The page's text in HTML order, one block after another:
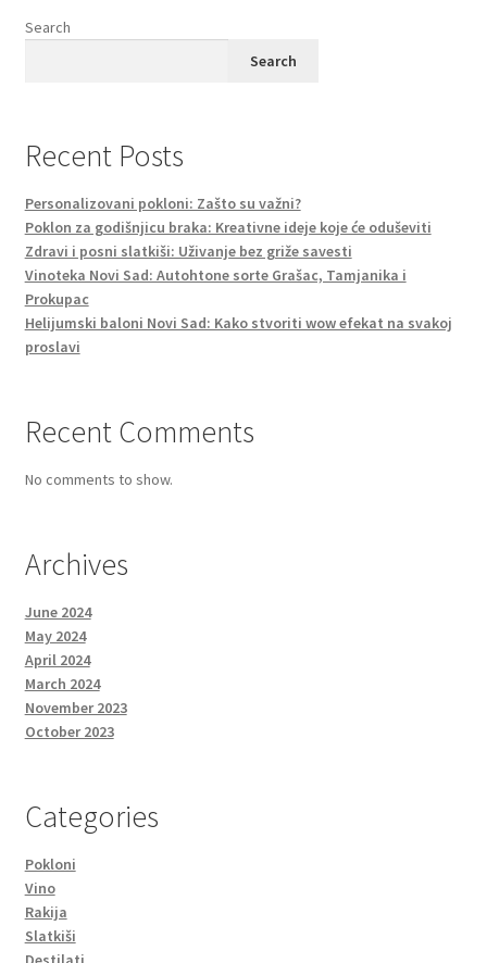
Search
Search
Recent Posts
Personalizovani pokloni: Zašto su važni?
Poklon za godišnjicu braka: Kreativne ideje koje će oduševiti
Zdravi i posni slatkiši: Uživanje bez griže savesti
Vinoteka Novi Sad: Autohtone sorte Grašac, Tamjanika i
Prokupac
Helijumski baloni Novi Sad: Kako stvoriti wow efekat na svakoj
proslavi
Recent Comments
No comments to show.
Archives
June 2024
May 2024
April 2024
March 2024
November 2023
October 2023
Categories
Pokloni
Vino
Rakija
Slatkiši